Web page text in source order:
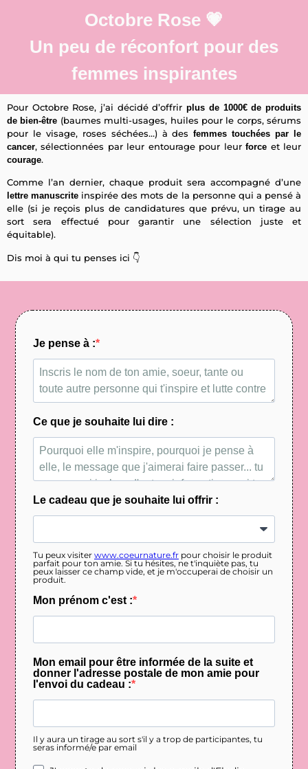
Octobre Rose 💗
Un peu de réconfort pour des
femmes inspirantes
Pour Octobre Rose, j’ai décidé d’offrirplus de 1000€ de produits
de bien-être (baumes multi-usages, huiles pour le corps, sérums
pour le visage, roses séchées…) à desfemmes touchées par le
cancer, sélectionnées par leur entourage pour leurforce et leur
courage.
Comme l’an dernier, chaque produit sera accompagné d’une
lettre manuscrite inspirée des mots de la personne qui a pensé à
elle (si je reçois plus de candidatures que prévu, un tirage au
sort sera effectué pour garantir une sélection juste et
équitable).
Dis moi à qui tu penses ici 👇
Je pense à :
Ce que je souhaite lui dire :
Le cadeau que je souhaite lui offrir :
Tu peux visiter www.coeurnature.fr pour choisir le produit
parfait pour ton amie. Si tu hésites, ne t'inquiète pas, tu
peux laisser ce champ vide, et je m'occuperai de choisir un
produit.
Mon prénom c'est :
Mon email pour être informée de la suite et
donner l'adresse postale de mon amie pour
l'envoi du cadeau :
Il y aura un tirage au sort s'il y a trop de participantes, tu
seras informé/e par email